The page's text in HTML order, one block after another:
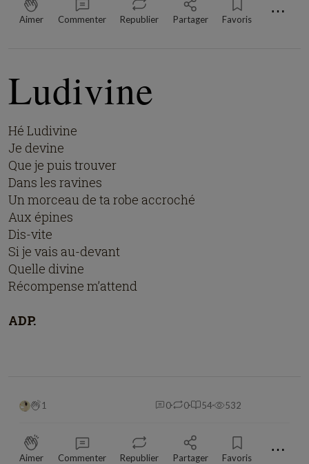
Aimer Commenter Republier Partager Favoris ⋯
Ludivine
Hé Ludivine
Je devine
Que je puis trouver
Dans les ravines
Un morceau de ta robe accroché
Aux épines
Dis-vite
Si je vais au-devant
Quelle divine
Récompense m’attend
ADP.
1 0 0 54 532
Aimer Commenter Republier Partager Favoris ⋯